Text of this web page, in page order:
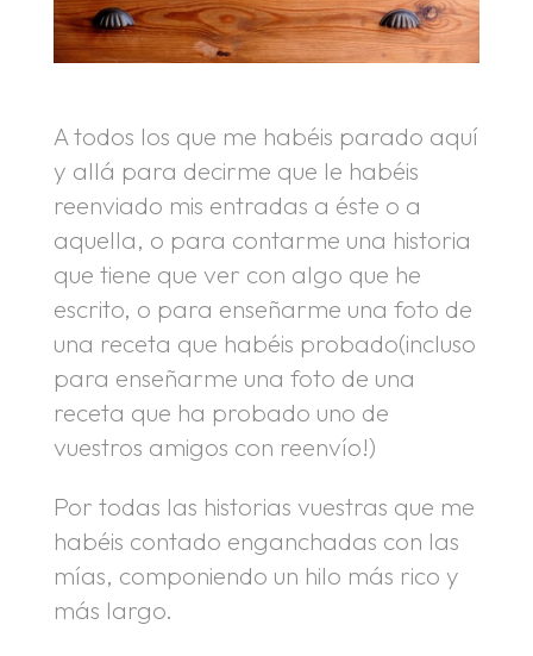
A todos los que me habéis parado aquí
y allá para decirme que le habéis
reenviado mis entradas a éste o a
aquella, o para contarme una historia
que tiene que ver con algo que he
escrito, o para enseñarme una foto de
una receta que habéis probado(incluso
para enseñarme una foto de una
receta que ha probado uno de
vuestros amigos con reenvío!)
Por todas las historias vuestras que me
habéis contado enganchadas con las
mías, componiendo un hilo más rico y
más largo.